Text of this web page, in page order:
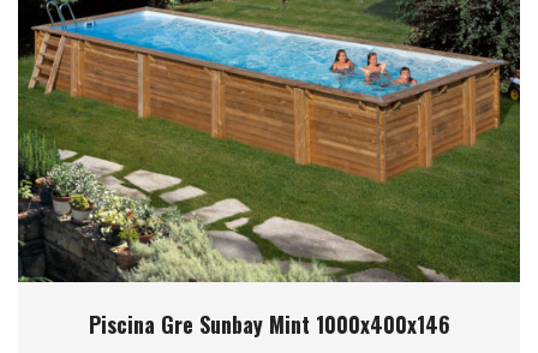
Piscina Gre Sunbay Mint 1000x400x146